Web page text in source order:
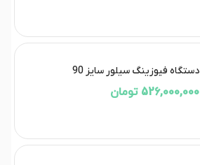
دستگاه فیوزینگ سیلور سایز 90
526,000,000 تومان